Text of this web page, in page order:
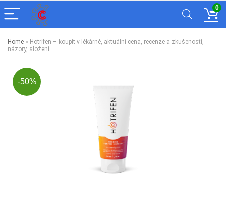
0
Home » Hotrifen – koupit v lékárně, aktuální cena, recenze a zkušenosti,
názory, složení
-50%